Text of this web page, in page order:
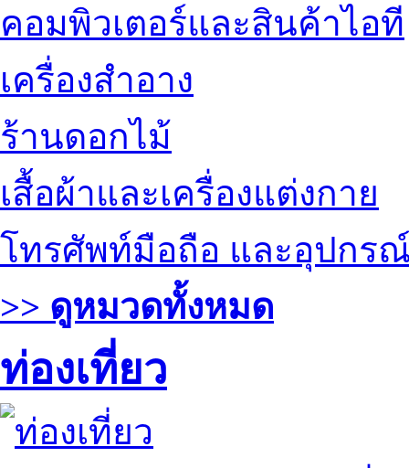
คอมพิวเตอร์และสินค้าไอที
เครื่องสำอาง
ร้านดอกไม้
เสื้อผ้าและเครื่องแต่งกาย
โทรศัพท์มือถือ และอุปกร
>> ดูหมวดทั้งหมด
ท่องเที่ยว